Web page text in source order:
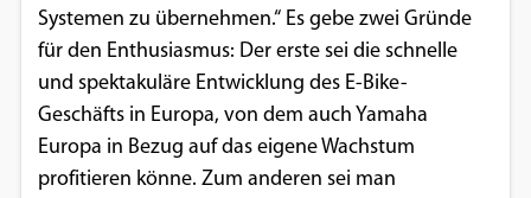
Systemen zu übernehmen.“ Es gebe zwei Gründe
für den Enthusiasmus: Der erste sei die schnelle
und spektakuläre Entwicklung des E-Bike-
Geschäfts in Europa, von dem auch Yamaha
Europa in Bezug auf das eigene Wachstum
profitieren könne. Zum anderen sei man